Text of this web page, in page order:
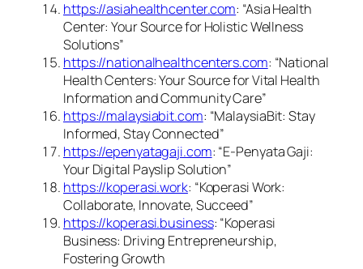
https://asiahealthcenter.com: “Asia Health
Center: Your Source for Holistic Wellness
Solutions”
https://nationalhealthcenters.com: “National
Health Centers: Your Source for Vital Health
Information and Community Care”
https://malaysiabit.com: “MalaysiaBit: Stay
Informed, Stay Connected”
https://epenyatagaji.com: “E-Penyata Gaji:
Your Digital Payslip Solution”
https://koperasi.work: “Koperasi Work:
Collaborate, Innovate, Succeed”
https://koperasi.business: “Koperasi
Business: Driving Entrepreneurship,
Fostering Growth